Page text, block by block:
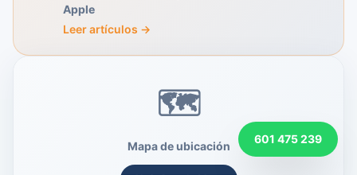
601 475 239
Apple
Leer artículos →
Mapa de ubicación